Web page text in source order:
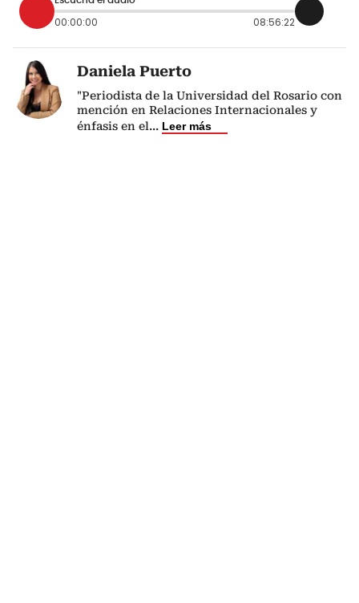
00:00:00 08:56:22
Daniela Puerto
"Periodista de la Universidad del Rosario con
mención en Relaciones Internacionales y
énfasis en el... Leer más